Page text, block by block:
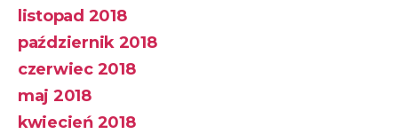
listopad 2018
październik 2018
czerwiec 2018
maj 2018
kwiecień 2018